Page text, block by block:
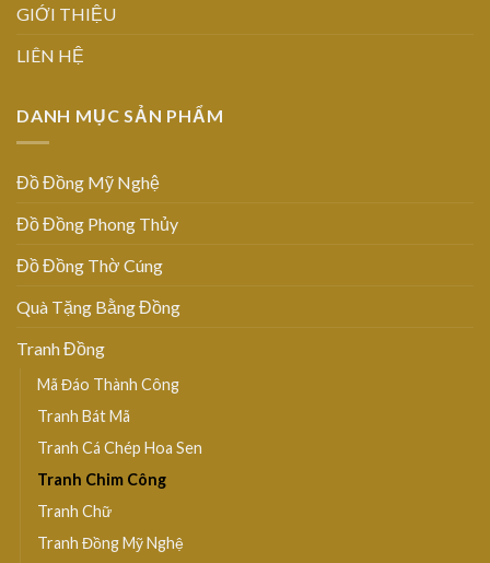
GIỚI THIỆU
LIÊN HỆ
DANH MỤC SẢN PHẨM
Đồ Đồng Mỹ Nghệ
Đồ Đồng Phong Thủy
Đồ Đồng Thờ Cúng
Quà Tặng Bằng Đồng
Tranh Đồng
Mã Đáo Thành Công
Tranh Bát Mã
Tranh Cá Chép Hoa Sen
Tranh Chim Công
Tranh Chữ
Tranh Đồng Mỹ Nghệ